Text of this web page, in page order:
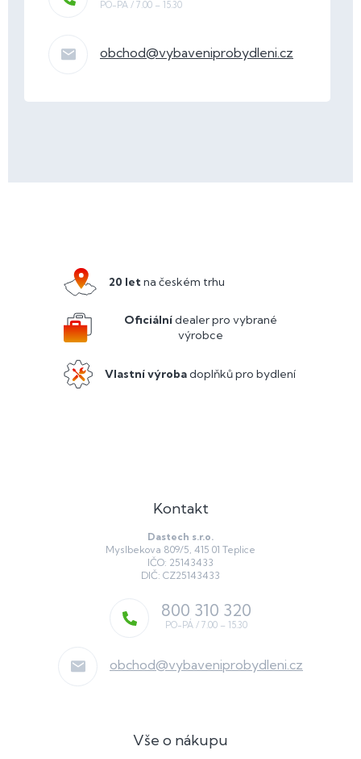
obchod@vybaveniprobydleni.cz
20 letna českém trhu
Oficiálnídealer pro vybrané
výrobce
Vlastní výrobadoplňků pro bydlení
Kontakt
Dastech s.r.o.
Myslbekova 809/5, 415 01 Teplice
IČO: 25143433
DIČ: CZ25143433
obchod@vybaveniprobydleni.cz
800 310 320
Vše o nákupu